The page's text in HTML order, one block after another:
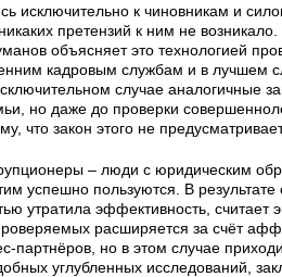
исключительно к чиновникам и
претензий к ним не
объясняет это технологией
кадровым службам и в лучшем
случае аналогичные
но даже до проверки
что закон этого не
– люди с юридическим
успешно пользуются. В
утратила эффективность, считает
расширяется за счёт
партнёров, но в этом случае
углубленных исследований,